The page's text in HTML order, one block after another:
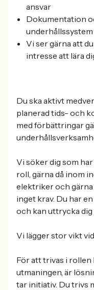
ansvar
Dokumentation
underhållssystem
Vi ser gärna att
intresse att lära
Du ska aktivt
planerad tids- och
med förbättringar
Vi söker dig som
roll, gärna då inom
elektriker och
inget krav. Du har
och kan uttrycka dig
Vi lägger stor vikt
För att trivas i rollen
utmaningen, är
tar initiativ. Du trivs